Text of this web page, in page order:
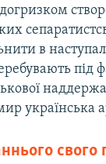
в
під
українська
свого